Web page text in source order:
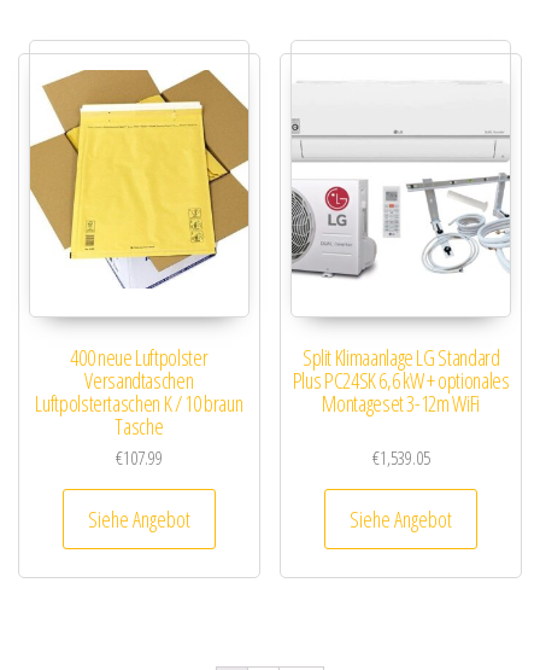
400 neue Luftpolster
Versandtaschen
Luftpolstertaschen K / 10 braun
Tasche
€107.99
Siehe Angebot
Split Klimaanlage LG Standard
Plus PC24SK 6,6 kW + optionales
Montageset 3-12m WiFi
€1,539.05
Siehe Angebot